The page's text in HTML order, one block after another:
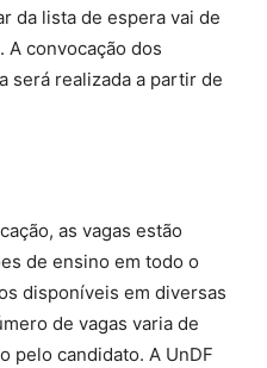
da lista de espera vai de
A convocação dos
será realizada a partir de
as vagas estão
de ensino em todo o
disponíveis em diversas
de vagas varia de
pelo candidato. A UnDF